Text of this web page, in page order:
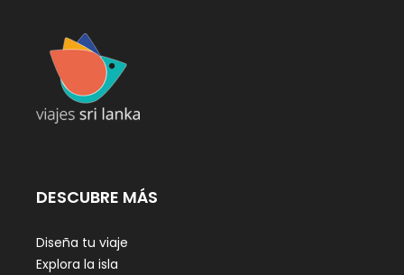
DESCUBRE MÁS
Diseña tu viaje
Explora la isla